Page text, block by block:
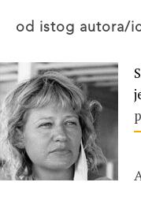
od istog autora/